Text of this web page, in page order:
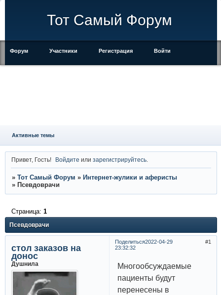
Тот Самый Форум
Форум Участники Регистрация Войти
Активные темы
Привет, Гость! Войдите илизарегистрируйтесь
» Тот Самый Форум » Интернет-жулики и аферисты
» Псевдоврачи
Псевдоврачи
Страница: 1
Поделиться 1
2022-04-29
23:32:32
стол заказов на
донос
Душнила
Многообсуждаемые
пациенты будут
перенесены в